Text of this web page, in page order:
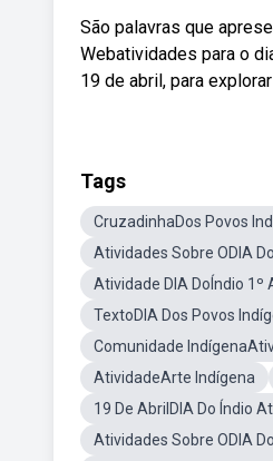
São palavras que
Webatividades para o
19 de abril, para
Tags
CruzadinhaDos Povos
Atividades Sobre ODIA
Atividade DIA DoÍndio 1º
TextoDIA Dos Povos
Comunidade
AtividadeArte Indígena
19 De AbrilDIA Do Índio
Atividades Sobre ODIA